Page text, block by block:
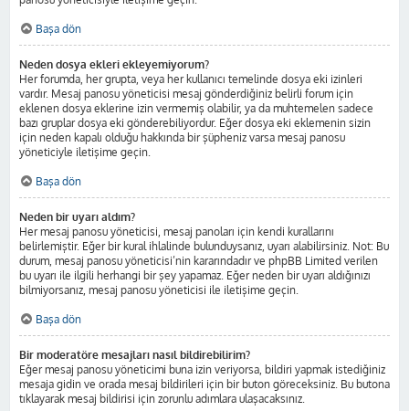
Başa dön
Neden dosya ekleri ekleyemiyorum?
Her forumda, her grupta, veya her kullanıcı temelinde dosya eki izinleri
vardır. Mesaj panosu yöneticisi mesaj gönderdiğiniz belirli forum için
eklenen dosya eklerine izin vermemiş olabilir, ya da muhtemelen sadece
bazı gruplar dosya eki gönderebiliyordur. Eğer dosya eki eklemenin sizin
için neden kapalı olduğu hakkında bir şüpheniz varsa mesaj panosu
yöneticiyle iletişime geçin.
Başa dön
Neden bir uyarı aldım?
Her mesaj panosu yöneticisi, mesaj panoları için kendi kurallarını
belirlemiştir. Eğer bir kural ihlalinde bulunduysanız, uyarı alabilirsiniz. Not: Bu
durum, mesaj panosu yöneticisi’nin kararındadır ve phpBB Limited verilen
bu uyarı ile ilgili herhangi bir şey yapamaz. Eğer neden bir uyarı aldığınızı
bilmiyorsanız, mesaj panosu yöneticisi ile iletişime geçin.
Başa dön
Bir moderatöre mesajları nasıl bildirebilirim?
Eğer mesaj panosu yöneticimi buna izin veriyorsa, bildiri yapmak istediğiniz
mesaja gidin ve orada mesaj bildirileri için bir buton göreceksiniz. Bu butona
tıklayarak mesaj bildirisi için zorunlu adımlara ulaşacaksınız.